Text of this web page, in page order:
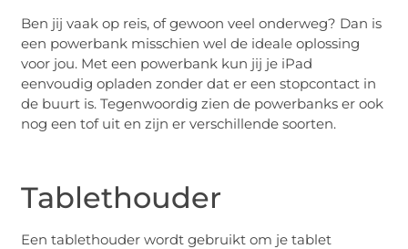
Ben jij vaak op reis, of gewoon veel onderweg? Dan is
een powerbank misschien wel de ideale oplossing
voor jou. Met een powerbank kun jij je iPad
eenvoudig opladen zonder dat er een stopcontact in
de buurt is. Tegenwoordig zien de powerbanks er ook
nog een tof uit en zijn er verschillende soorten.
Tablethouder
Een tablethouder wordt gebruikt om je tablet